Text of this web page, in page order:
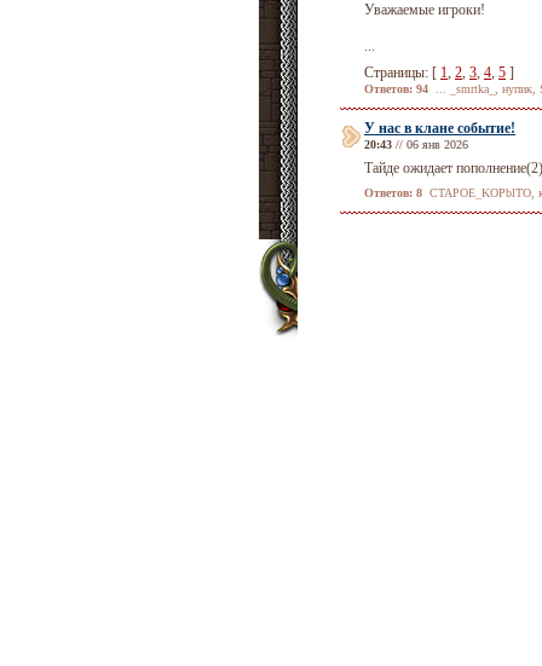
Уважаемые игроки!
...
Страницы: [ 1, 2, 3, 4, 5 ]
Ответов: 94 ... _smrtka_, нупик,
У нас в клане событие!
20:43 // 06 янв 2026
Тайде ожидает
Ответов: 8 CTAPOE_KOPblTO,